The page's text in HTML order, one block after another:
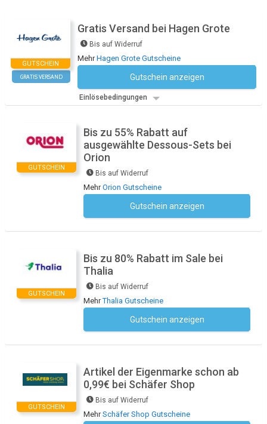
GUTSCHEIN
GRATIS VERSAND
Gratis Versand bei Hagen Grote
Bis auf Widerruf
MehrHagen Grote Gutscheine
Gutschein anzeigen
Einlösebedingungen
GUTSCHEIN
Bis zu 55% Rabatt auf
ausgewählte Dessous-Sets bei
Orion
Bis auf Widerruf
MehrOrion Gutscheine
Gutschein anzeigen
GUTSCHEIN
Bis zu 80% Rabatt im Sale bei
Thalia
Bis auf Widerruf
MehrThalia Gutscheine
Gutschein anzeigen
GUTSCHEIN
Artikel der Eigenmarke schon ab
0,99€ bei Schäfer Shop
Bis auf Widerruf
MehrSchäfer Shop Gutscheine